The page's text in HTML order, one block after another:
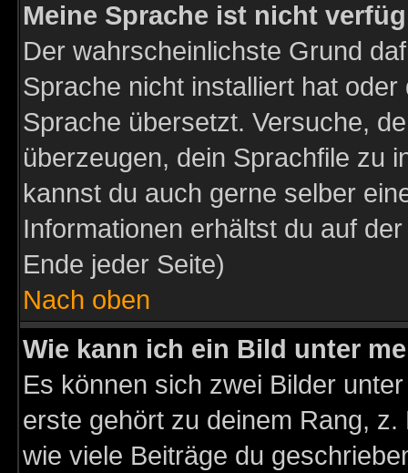
Meine Sprache ist nicht
Der wahrscheinlichste Grund
Sprache nicht installiert hat
Sprache übersetzt. Versuche,
überzeugen, dein Sprachfile zu
kannst du auch gerne selber
Informationen erhältst du auf
Ende jeder Seite)
Nach oben
Wie kann ich ein Bild unter
Es können sich zwei Bilder
erste gehört zu deinem Rang,
wie viele Beiträge du